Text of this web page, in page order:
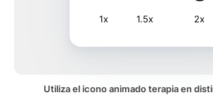
1x 1.5x 2x
Utiliza el icono animado terapia en